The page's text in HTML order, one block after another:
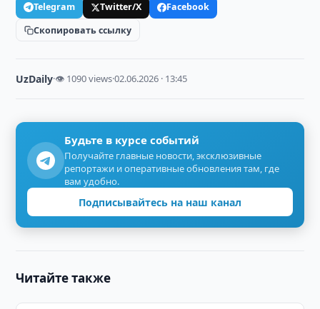
Telegram Twitter/X
Facebook
Скопировать ссылку
UzDaily·👁 1090 views·02.06.2026 · 13:45
Будьте в курсе событий
Получайте главные новости, эксклюзивные
репортажи и оперативные обновления там, где
вам удобно.
Подписывайтесь на наш канал
Читайте также